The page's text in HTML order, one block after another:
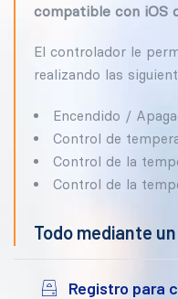
compatible con iOS
El controlador le
realizando las
Encendido /
Control de
Control de la
Control de la
Todo mediante
Registro para